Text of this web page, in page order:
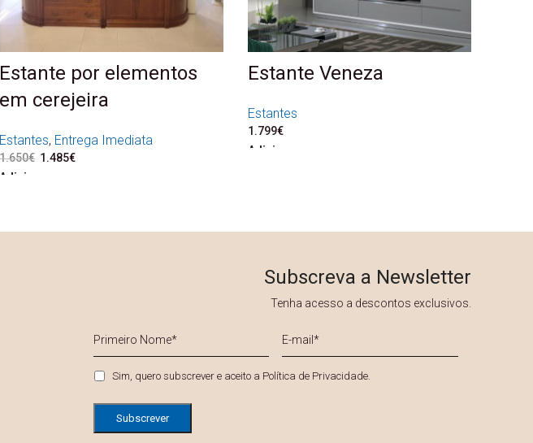
Estante por elementos
em cerejeira
Estantes, Entrega Imediata
1.650€ O preço original era: 1.650€.
1.485€
Adicionar
Estante Veneza
Estantes
1.799€
Adicionar
Subscreva a Newsletter
Tenha acesso a descontos exclusivos.
Nome
*
mail
Privacidade *
Sim, quero subscrever e aceito a Política de Privacidade.